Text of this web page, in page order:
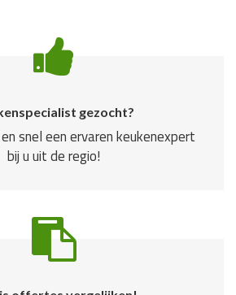
gezocht?
snel een ervaren keukenexpert
bij u uit de regio!